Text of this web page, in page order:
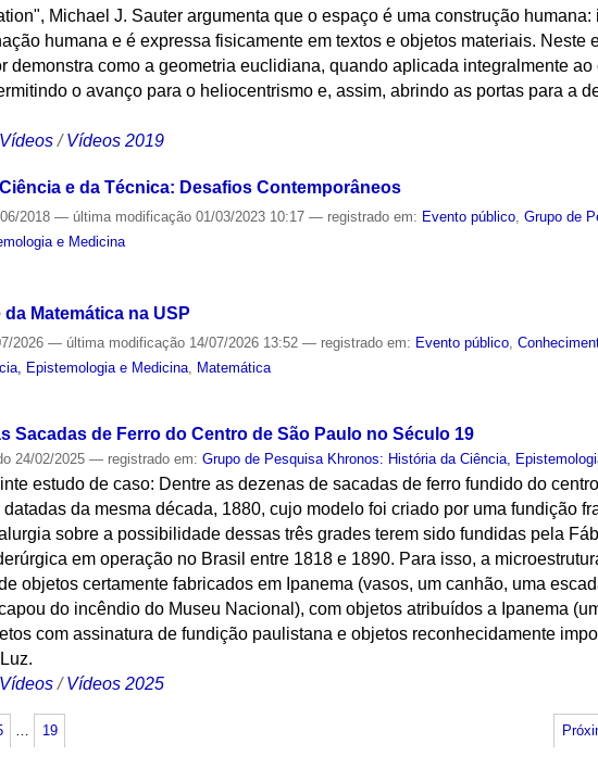
Michael J. Sauter argumenta que o espaço é uma construção humana:
humana e é expressa fisicamente em textos e objetos materiais. Neste
demonstra como a geometria euclidiana, quando aplicada integralmente ao
o avanço para o heliocentrismo e, assim, abrindo as portas para a
Vídeos /Vídeos 2019
e da Técnica: Desafios Contemporâneos
2018— última modificação 01/03/2023 10:17— registrado em: Evento público ,Grupo de
e Medicina
Matemática na USP
2026— última modificação 14/07/2026 13:52— registrado em: Evento público ,
Epistemologia e Medicina Matemática
Sacadas de Ferro do Centro de São Paulo no Século 19
24/02/2025— registrado em:Grupo de Pesquisa Khronos: História da Ciência,
estudo de caso: Dentre as dezenas de sacadas de ferro fundido do
da mesma década, 1880, cujo modelo foi criado por uma fundição
sobre a possibilidade dessas três grades terem sido fundidas pela
em operação no Brasil entre 1818 e 1890. Para isso, a
objetos certamente fabricados em Ipanema (vasos, um canhão, uma
do incêndio do Museu Nacional), com objetos atribuídos a Ipanema
com assinatura de fundição paulistana e objetos reconhecidamente
Vídeos /Vídeos 2025
19